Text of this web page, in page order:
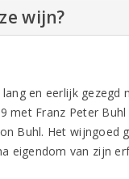
wijn?
en eerlijk gezegd
met Franz Peter
Buhl. Het wijngoed
eigendom van zijn